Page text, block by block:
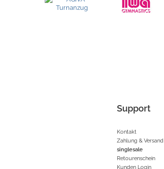
Support
Kontakt
Zahlung & Versand
singlesale
Retourenschein
Kunden Login